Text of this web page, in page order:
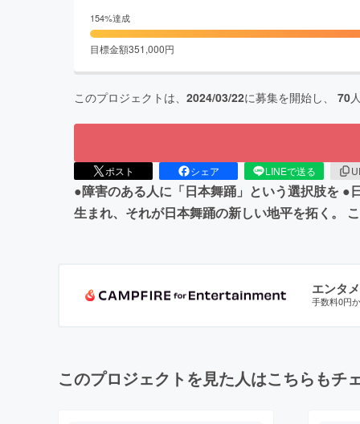
154%達成
目標金額351,000円
このプロジェクトは、 2024/03/22に募集を開始し、 70
ポスト シェア LINEで送る
●障害のある人に「日本舞踊」という選択肢を ●
生まれ、それが日本舞踊の新しい地平を拓く。
エンタ
手数料0円
このプロジェクトを見た人はこちらもチ